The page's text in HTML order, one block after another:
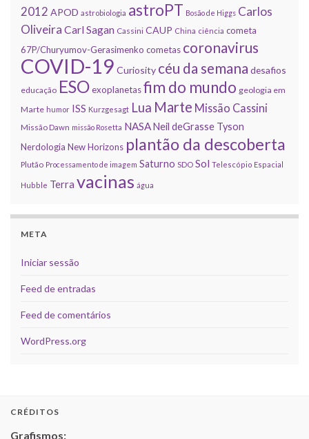
2012 APOD astrobiologia astroPT Bosão de Higgs Carlos
Oliveira Carl Sagan Cassini CAUP China ciência cometa
67P/Churyumov-Gerasimenko cometas coronavirus
COVID-19 Curiosity céu da semana desafios
educação ESOexoplanetasfim do mundo geologia em
Marte humor ISS Kurzgesagt Lua Marte Missão Cassini
Missão Dawn missão Rosetta NASANeil deGrasse Tyson
Nerdologia New Horizons plantão da descoberta
Plutão Processamento de imagem Saturno SDO Sol Telescópio Espacial
Hubble Terra vacinas água
META
Iniciar sessão
Feed de entradas
Feed de comentários
WordPress.org
CRÉDITOS
Grafismos: